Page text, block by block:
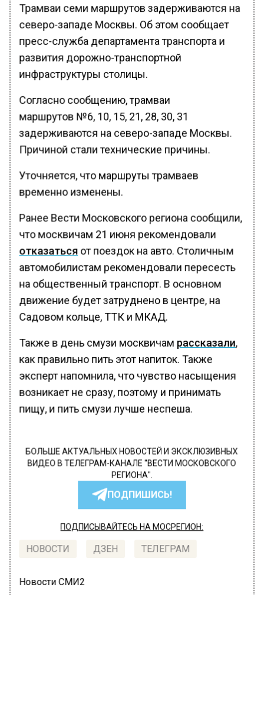
Трамваи семи маршрутов задерживаются на
северо-западе Москвы. Об этом сообщает
пресс-служба департамента транспорта и
развития дорожно-транспортной
инфраструктуры столицы.
Согласно сообщению, трамваи
маршрутов №6, 10, 15, 21, 28, 30, 31
задерживаются на северо-западе Москвы.
Причиной стали технические причины.
Уточняется, что маршруты трамваев
временно изменены.
Ранее Вести Московского региона сообщили,
что москвичам 21 июня рекомендовали
отказаться от поездок на авто. Столичным
автомобилистам рекомендовали пересесть
на общественный транспорт. В основном
движение будет затруднено в центре, на
Садовом кольце, ТТК и МКАД.
Также в день смузи москвичам рассказали,
как правильно пить этот напиток. Также
эксперт напомнила, что чувство насыщения
возникает не сразу, поэтому и принимать
пищу, и пить смузи лучше неспеша.
БОЛЬШЕ АКТУАЛЬНЫХ НОВОСТЕЙ И ЭКСКЛЮЗИВНЫХ
ВИДЕО В ТЕЛЕГРАМ-КАНАЛЕ "ВЕСТИ МОСКОВСКОГО
РЕГИОНА".
ПОДПИШИСЬ!
ПОДПИСЫВАЙТЕСЬ НА МОСРЕГИОН:
НОВОСТИ ДЗЕН ТЕЛЕГРАМ
Новости СМИ2